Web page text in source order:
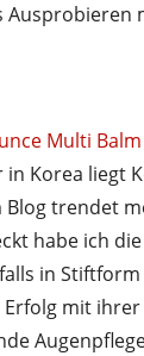
Ausprobieren
Multi
Korea liegt
Blog trendet
habe ich
in
mit